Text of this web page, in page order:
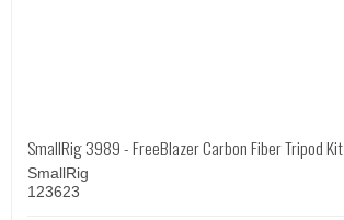
SmallRig 3989 - FreeBlazer Carbon Fiber Tripod Kit
SmallRig
123623